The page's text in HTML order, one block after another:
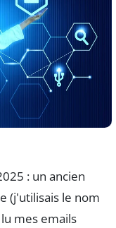
: un ancien
(j'utilisais le nom
mes emails